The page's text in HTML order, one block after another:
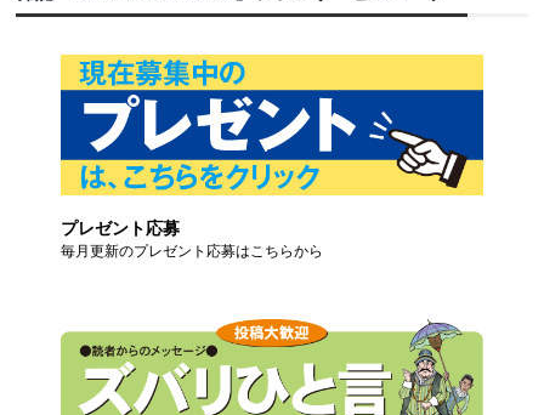
プレゼント応募
毎月更新のプレゼント応募はこちらから